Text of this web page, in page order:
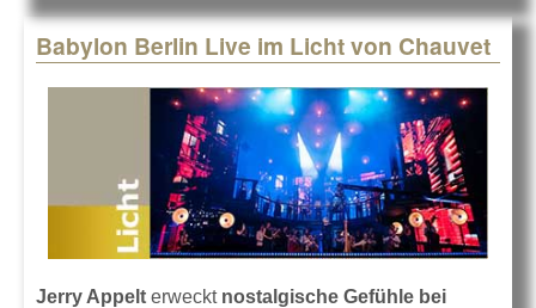
Babylon Berlin Live im Licht von Chauvet
Jerry Appelt erweckt nostalgische Gefühle bei